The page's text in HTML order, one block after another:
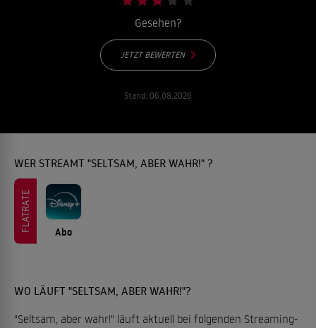
Gesehen?
JETZT BEWERTEN
Stand: 06.08.2026
WER STREAMT "SELTSAM, ABER WAHR!" ?
FLATRATE Abo
WO LÄUFT "SELTSAM, ABER WAHR!"?
"Seltsam, aber wahr!" läuft aktuell bei folgenden Streaming-